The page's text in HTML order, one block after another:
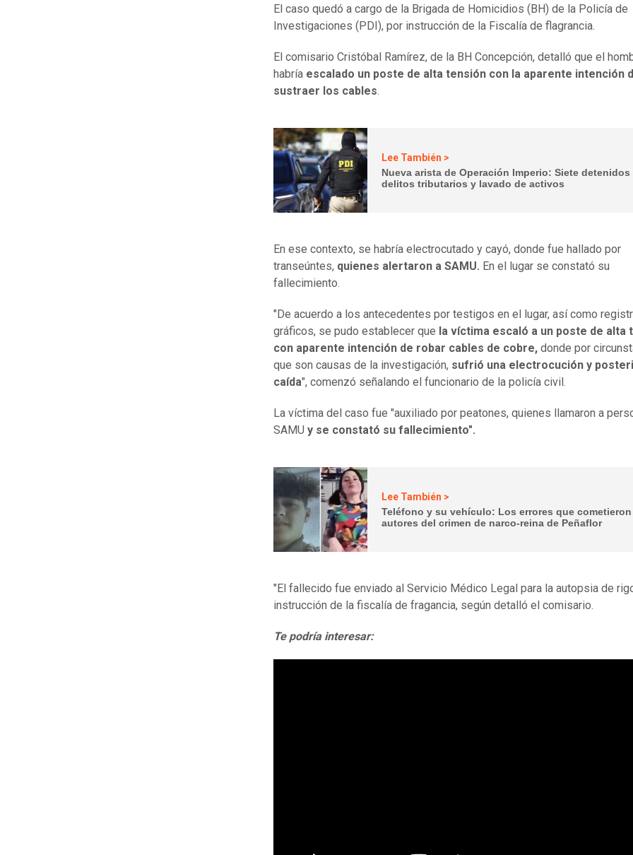
El caso quedó a cargo de la Brigada de Homicidios (BH) de la Policía de
Investigaciones (PDI), por instrucción de la Fiscalía de flagrancia.
El comisario Cristóbal Ramírez, de la BH Concepción, detalló que el
habría escalado un poste de alta tensión con la aparente intención
sustraer los cables.
Lee También >
Nueva arista de Operación Imperio: Siete detenidos
delitos tributarios y lavado de activos
En ese contexto, se habría electrocutado y cayó, donde fue hallado por
transeúntes, quienes alertaron a SAMU. En el lugar se constató su
fallecimiento.
"De acuerdo a los antecedentes por testigos en el lugar, así como
gráficos, se pudo establecer que la víctima escaló a un poste de alta
con aparente intención de robar cables de cobre, donde por
que son causas de la investigación, sufrió una electrocución y
caída", comenzó señalando el funcionario de la policía civil.
La víctima del caso fue "auxiliado por peatones, quienes llamaron a
SAMU y se constató su fallecimiento".
Lee También >
Teléfono y su vehículo: Los errores que
autores del crimen de narco-reina de Peñaflor
"El fallecido fue enviado al Servicio Médico Legal para la autopsia de
instrucción de la fiscalía de fragancia, según detalló el comisario.
Te podría interesar: